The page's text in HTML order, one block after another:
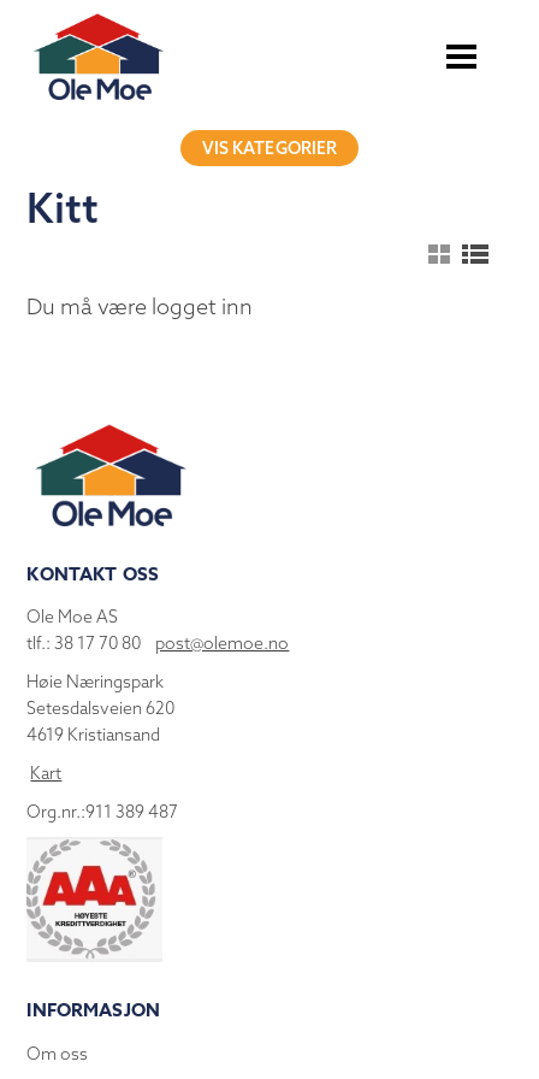
VIS KATEGORIER
Kitt
Du må være logget inn
KONTAKT OSS
Ole Moe AS
tlf.: 38 17 70 80 post@olemoe.no
Høie Næringspark
Setesdalsveien 620
4619 Kristiansand
Kart
Org.nr.:911 389 487
INFORMASJON
Om oss